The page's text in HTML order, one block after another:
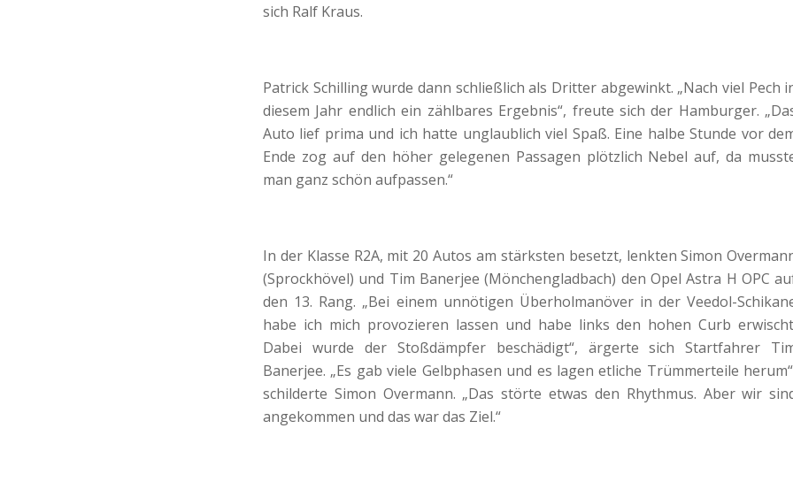
sich Ralf Kraus.
Patrick Schilling wurde dann schließlich als Dritter abgewinkt. „Nach viel Pech
diesem Jahr endlich ein zählbares Ergebnis“, freute sich der Hamburger.
Auto lief prima und ich hatte unglaublich viel Spaß. Eine halbe Stunde vor
Ende zog auf den höher gelegenen Passagen plötzlich Nebel auf, da
man ganz schön aufpassen.“
In der Klasse R2A, mit 20 Autos am stärksten besetzt, lenkten Simon
(Sprockhövel) und Tim Banerjee (Mönchengladbach) den Opel Astra H OPC
den 13. Rang. „Bei einem unnötigen Überholmanöver in der Veedol-
habe ich mich provozieren lassen und habe links den hohen Curb
Dabei wurde der Stoßdämpfer beschädigt“, ärgerte sich Startfahrer
Banerjee. „Es gab viele Gelbphasen und es lagen etliche Trümmerteile
schilderte Simon Overmann. „Das störte etwas den Rhythmus. Aber wir
angekommen und das war das Ziel.“